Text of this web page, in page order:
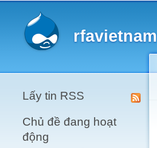
rfavietnam
Lấy tin RSS
Chủ đề đang hoạt
động